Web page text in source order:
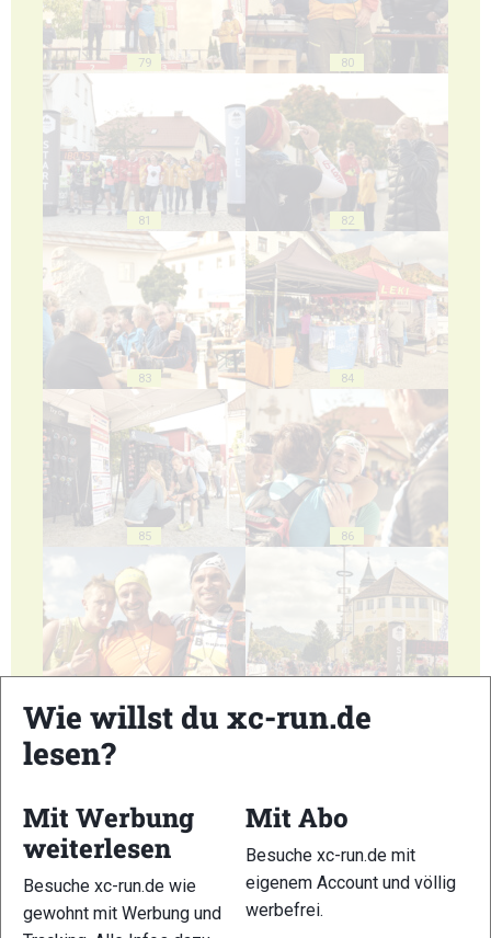
79 80
81 82
83 84
85 86
89 90
Wie willst du xc-run.de
lesen?
Mit Werbung
weiterlesen
Besuche xc-run.de wie
gewohnt mit Werbung und
Mit Abo
Besuche xc-run.de mit
eigenem Account und völlig
werbefrei.